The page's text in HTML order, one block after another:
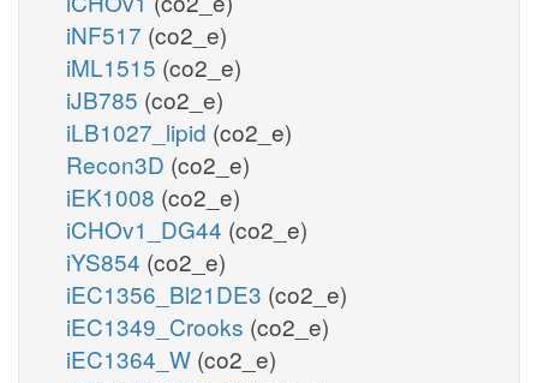
iNF517 (co2_e)
iML1515 (co2_e)
iJB785 (co2_e)
iLB1027_lipid (co2_e)
Recon3D (co2_e)
iEK1008 (co2_e)
iCHOv1_DG44 (co2_e)
iYS854 (co2_e)
iEC1356_Bl21DE3 (co2_e)
iEC1349_Crooks (co2_e)
iEC1364_W (co2_e)